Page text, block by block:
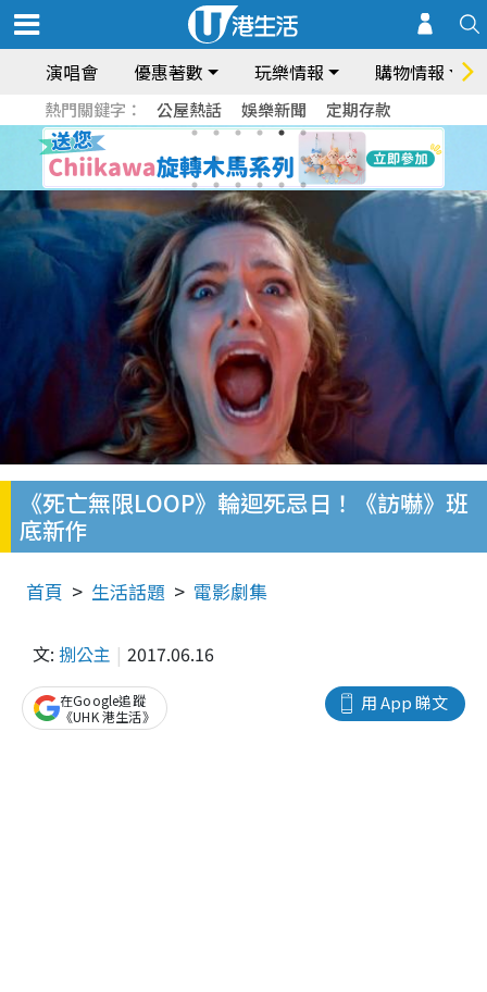
演唱會 優惠著數 玩樂情報 購物情報
熱門關鍵字： 公屋熱話 娛樂新聞 定期存款
《死亡無限LOOP》輪迴死忌日！《訪嚇》班
底新作
首頁 生活話題 電影劇集
文: 捌公主 2017.06.16
用 App 睇文
在Google追蹤
《UHK 港生活》